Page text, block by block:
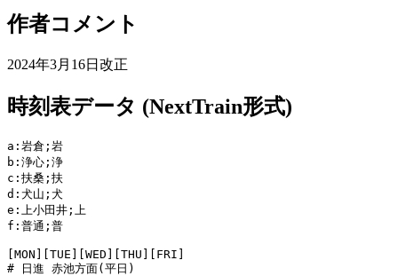
作者コメント
2024年3月16日改正
時刻表データ (NextTrain形式)
a:岩倉;岩
b:浄心;浄
c:扶桑;扶
d:犬山;犬
e:上小田井;上
f:普通;普
[MON][TUE][WED][THU][FRI]
# 日進 赤池方面(平日)